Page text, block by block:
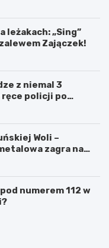
leżakach: „Sing”
Zajączek!
z niemal 3
ręce policji po
Woli –
zagra na
numerem 112 w